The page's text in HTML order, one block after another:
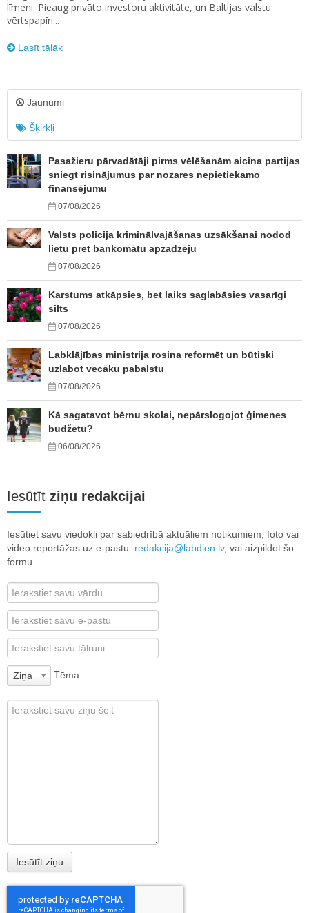
līmeni. Pieaug privāto investoru aktivitāte, un Baltijas valstu
vērtspapīri...
Lasīt tālāk
Jaunumi
Šķirkļi
Pasažieru pārvadātāji pirms vēlēšanām aicina partijas
sniegt risinājumus par nozares nepietiekamo
finansējumu
07/08/2026
Valsts policija kriminālvajāšanas uzsākšanai nodod
lietu pret bankomātu apzadzēju
07/08/2026
Karstums atkāpsies, bet laiks saglabāsies vasarīgi
silts
07/08/2026
Labklājības ministrija rosina reformēt un būtiski
uzlabot vecāku pabalstu
07/08/2026
Kā sagatavot bērnu skolai, nepārslogojot ģimenes
budžetu?
06/08/2026
Iesūtīt ziņu redakcijai
Iesūtiet savu viedokli par sabiedrībā aktuāliem notikumiem, foto vai
video reportāžas uz e-pastu: redakcija@labdien.lv, vai aizpildot šo
formu.
Ziņa Tēma